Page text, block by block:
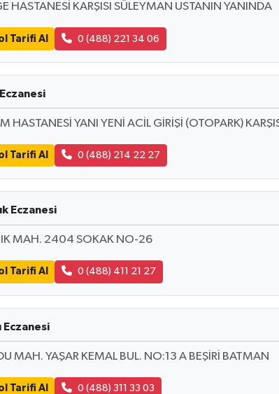
HASTANESİ KARŞISI SÜLEYMAN USTANIN YANINDA
Tarifi Al 0 (488) 221 34 06
HASTANESİ YANI YENİ ACİL GİRİŞİ (OTOPARK)
Tarifi Al 0 (488) 214 22 27
Eczanesi
MAH. 2404 SOKAK NO-26
Tarifi Al 0 (488) 411 21 27
Eczanesi
MAH. YAŞAR KEMAL BUL. NO:13 A BEŞİRİ BATMAN
Tarifi Al 0 (488) 311 33 03